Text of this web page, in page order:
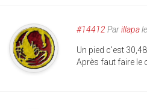
#14412 Parillapa
Un pied c'est
Après faut faire le